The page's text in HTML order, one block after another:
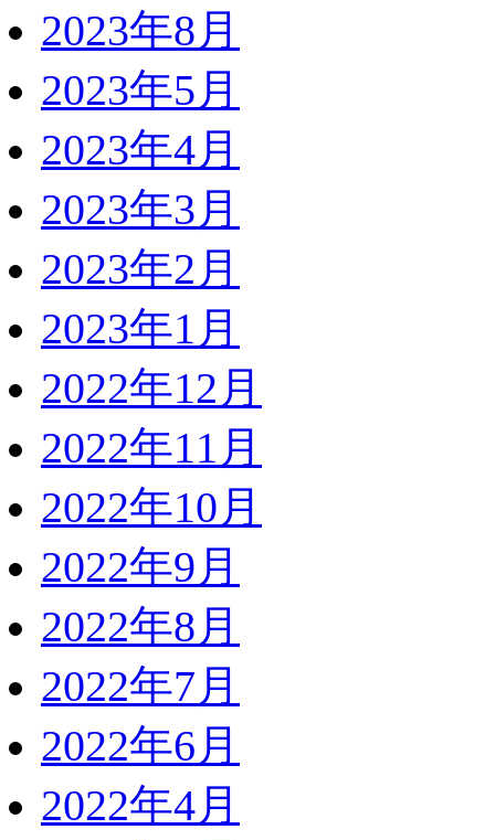
2023年8月
2023年5月
2023年4月
2023年3月
2023年2月
2023年1月
2022年12月
2022年11月
2022年10月
2022年9月
2022年8月
2022年7月
2022年6月
2022年4月